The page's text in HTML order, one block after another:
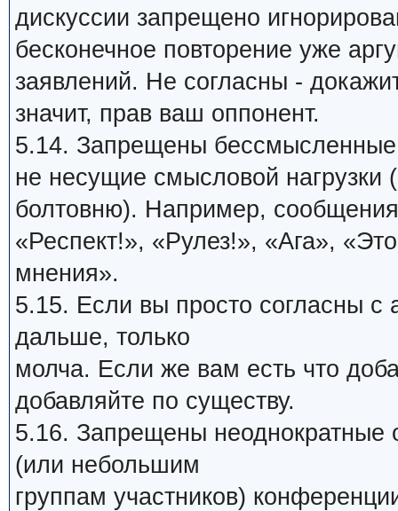
дискуссии запрещено
бесконечное повторение уже
заявлений. Не согласны -
значит, прав ваш оппонент.
5.14. Запрещены
не несущие смысловой
болтовню). Например,
«Респект!», «Рулез!», «Ага»,
мнения».
5.15. Если вы просто согласны с
дальше, только
молча. Если же вам есть что
добавляйте по существу.
5.16. Запрещены неоднократные
(или небольшим
группам участников)